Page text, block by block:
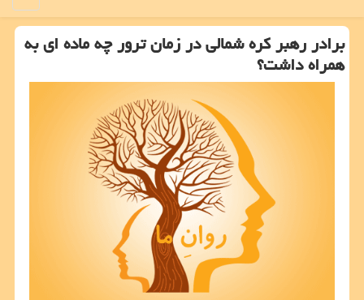
برادر رهبر كره شمالی در زمان ترور چه ماده ای به
همراه داشت؟